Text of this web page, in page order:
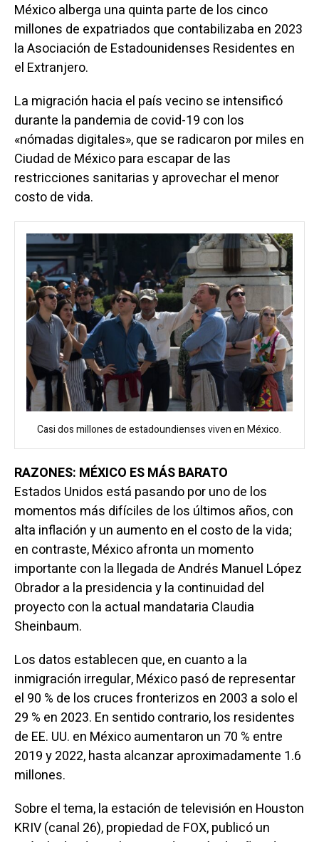
México alberga una quinta parte de los cinco
millones de expatriados que contabilizaba en 2023
la Asociación de Estadounidenses Residentes en
el Extranjero.
La migración hacia el país vecino se intensificó
durante la pandemia de covid-19 con los
«nómadas digitales», que se radicaron por miles en
Ciudad de México para escapar de las
restricciones sanitarias y aprovechar el menor
costo de vida.
Casi dos millones de estadoundienses viven en México.
RAZONES: MÉXICO ES MÁS BARATO
Estados Unidos está pasando por uno de los
momentos más difíciles de los últimos años, con
alta inflación y un aumento en el costo de la vida;
en contraste, México afronta un momento
importante con la llegada de Andrés Manuel López
Obrador a la presidencia y la continuidad del
proyecto con la actual mandataria Claudia
Sheinbaum.
Los datos establecen que, en cuanto a la
inmigración irregular, México pasó de representar
el 90 % de los cruces fronterizos en 2003 a solo el
29 % en 2023. En sentido contrario, los residentes
de EE. UU. en México aumentaron un 70 % entre
2019 y 2022, hasta alcanzar aproximadamente 1.6
millones.
Sobre el tema, la estación de televisión en Houston
KRIV (canal 26), propiedad de FOX, publicó un